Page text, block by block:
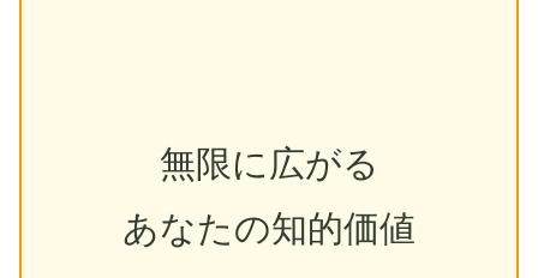
無限に広がる
あなたの知的価値